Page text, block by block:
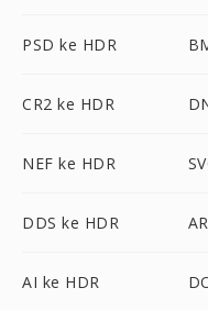
PSD ke HDR
CR2 ke HDR
NEF ke HDR
DDS ke HDR
AI ke HDR